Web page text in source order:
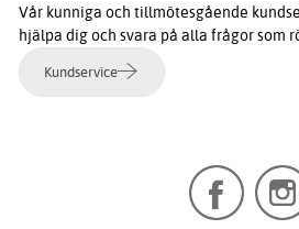
Vår kunniga och tillmötesgående
hjälpa dig och svara på alla frågor som
Kundservice